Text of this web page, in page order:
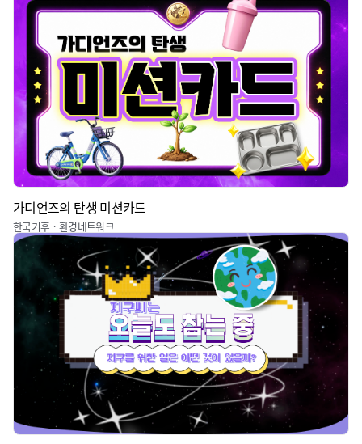
가디언즈의 탄생 미션카드
한국기후ㆍ환경네트워크